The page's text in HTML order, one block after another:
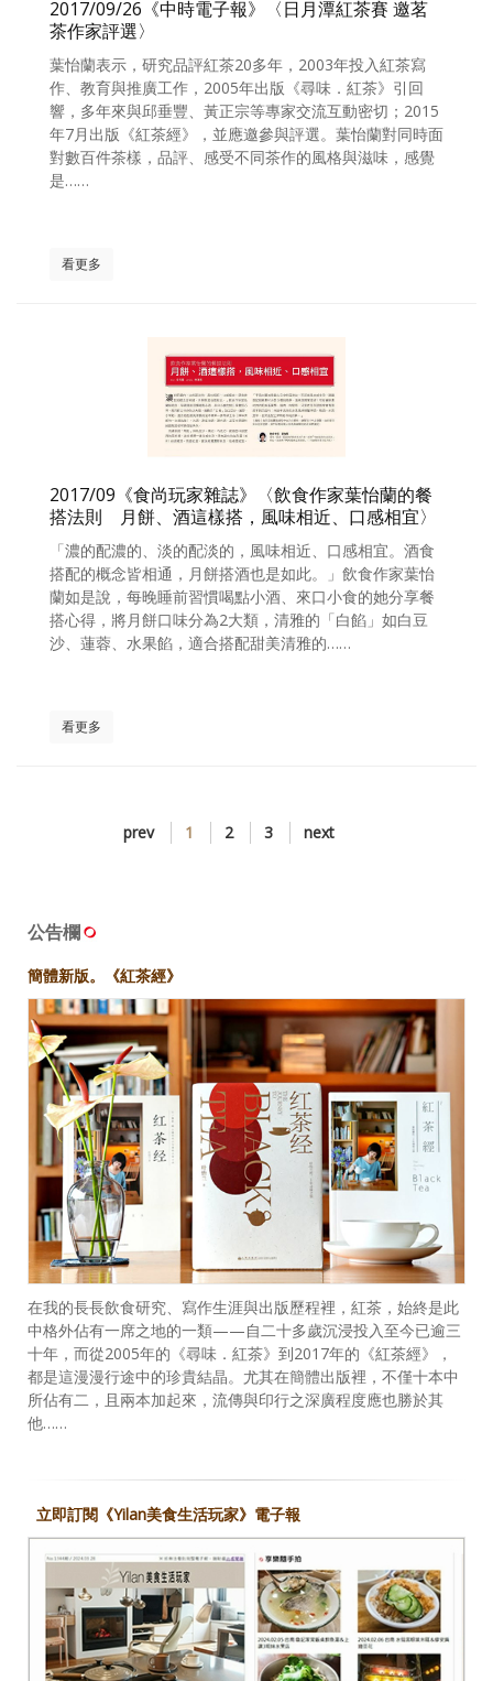
2017/09/26《中時電子報》〈日月潭紅茶賽 邀茗
茶作家評選〉
葉怡蘭表示，研究品評紅茶20多年，2003年投入紅茶寫
作、教育與推廣工作，2005年出版《尋味．紅茶》引回
響，多年來與邱垂豐、黃正宗等專家交流互動密切；2015
年7月出版《紅茶經》，並應邀參與評選。葉怡蘭對同時面
對數百件茶樣，品評、感受不同茶作的風格與滋味，感覺
是……
看更多
2017/09《食尚玩家雜誌》〈飲食作家葉怡蘭的餐
搭法則 月餅、酒這樣搭，風味相近、口感相宜〉
「濃的配濃的、淡的配淡的，風味相近、口感相宜。酒食
搭配的概念皆相通，月餅搭酒也是如此。」飲食作家葉怡
蘭如是說，每晚睡前習慣喝點小酒、來口小食的她分享餐
搭心得，將月餅口味分為2大類，清雅的「白餡」如白豆
沙、蓮蓉、水果餡，適合搭配甜美清雅的……
看更多
prev 1 2 3 next
公告欄
簡體新版。《紅茶經》
在我的長長飲食研究、寫作生涯與出版歷程裡，紅茶，始終是此
中格外佔有一席之地的一類——自二十多歲沉浸投入至今已逾三
十年，而從2005年的《尋味．紅茶》到2017年的《紅茶經》，
都是這漫漫行途中的珍貴結晶。尤其在簡體出版裡，不僅十本中
所佔有二，且兩本加起來，流傳與印行之深廣程度應也勝於其
他……
立即訂閱《Yilan美食生活玩家》電子報